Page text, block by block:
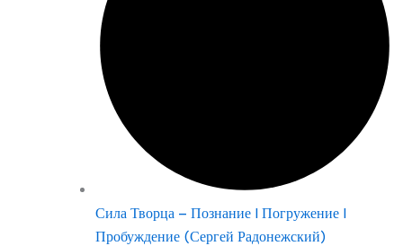
Сила Творца – Познание | Погружение |
Пробуждение (Сергей Радонежский)